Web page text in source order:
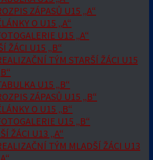
ZÁPASŮ U15 „A“
O U15 „A“
U15 „A“
ŽÁCI U15 „B“
TÝM STARŠÍ ŽÁCI U15
U15 „B“
ZÁPASŮ U15 „B“
O U15 „B“
U15 „B“
ŽÁCI U13 „A“
TÝM MLADŠÍ ŽÁCI U13